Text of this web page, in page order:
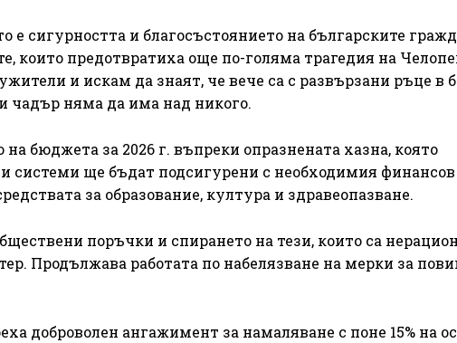
е сигурността и благосъстоянието на българските
които предотвратиха още по-голяма трагедия на
и искам да знаят, че вече са с развързани ръце в
чадър няма да има над никого.
бюджета за 2026 г. въпреки опразнената хазна, която
системи ще бъдат подсигурени с необходимия финансов
за образование, култура и здравеопазване.
поръчки и спирането на тези, които са
Продължава работата по набелязване на мерки за
доброволен ангажимент за намаляване с поне 15% на